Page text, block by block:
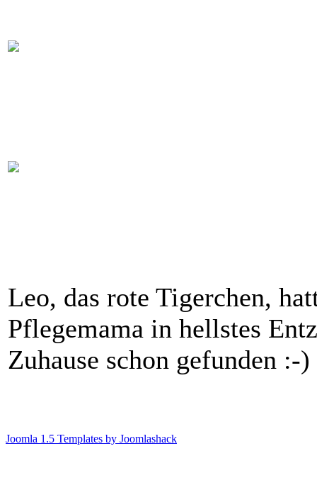
Leo, das rote Tigerchen,
Pflegemama in hellstes
Zuhause schon gefunden :-)
Joomla 1.5 Templates by Joomlashack